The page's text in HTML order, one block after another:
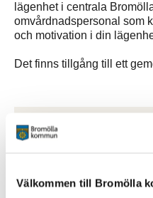
Välkommen till Bromölla
lägenhet i centrala
omvårdnadspersonal som
och motivation i din
Det finns tillgång till ett
Kontakt
0456-82 25 05